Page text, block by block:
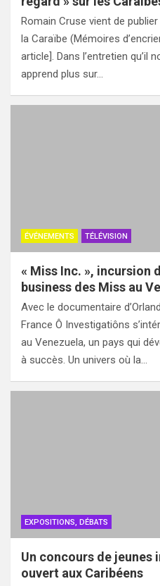
Romain Cruse vient de
la Caraïbe (Mémoires
article]. Dans l’entretien qu’il
apprend plus sur…
ÉVÉNEMENTS TÉLÉVISION
« Miss Inc. », incursion
business des Miss au
Avec le documentaire
France Ô Investigatiôns
au Venezuela, un pays qui
à succès. Un univers où la…
EXPOSITIONS, DÉBATS
Un concours de jeunes
ouvert aux Caribéens